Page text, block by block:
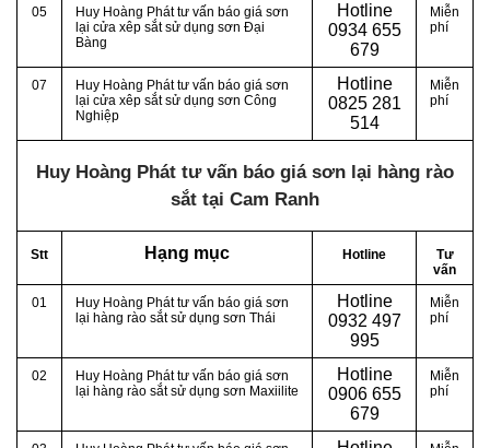
05
Huy Hoàng Phát tư vấn báo giá sơn
lại cửa xêp sắt sử dụng sơn Đại
Bàng
Hotline
0934 655
679
Miễn
phí
07
Huy Hoàng Phát tư vấn báo giá sơn
lại cửa xêp sắt sử dụng sơn Công
Nghiệp
Hotline
0825 281
514
Miễn
phí
Huy Hoàng Phát tư vấn báo giá sơn lại hàng rào
sắt tại Cam Ranh
Stt Hạng mục Hotline
Tư
vấn
01
Huy Hoàng Phát tư vấn báo giá sơn
lại hàng rào sắt sử dụng sơn Thái
Hotline
0932 497
995
Miễn
phí
02
Huy Hoàng Phát tư vấn báo giá sơn
lại hàng rào sắt sử dụng sơn Maxiilite
Hotline
0906 655
679
Miễn
phí